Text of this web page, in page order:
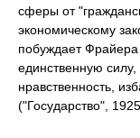
сферы от
экономическому
побуждает Фрайера
единственную силу,
нравственность,
("Государство",